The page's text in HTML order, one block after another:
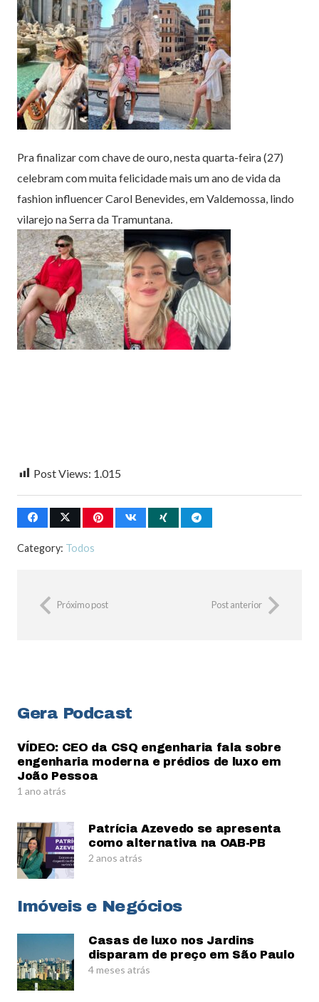
Pra finalizar com chave de ouro, nesta quarta-feira (27)
celebram com muita felicidade mais um ano de vida da
fashion influencer Carol Benevides, em Valdemossa, lindo
vilarejo na Serra da Tramuntana
Post Views: 1.015
Category: Todos
Próximo post Post anterior
Gera Podcast
VÍDEO: CEO da CSQ engenharia fala sobre
engenharia moderna e prédios de luxo em
João Pessoa
1 ano atrás
Patrícia Azevedo se apresenta
como alternativa na OAB-PB
2 anos atrás
Imóveis e Negócios
Casas de luxo nos Jardins
disparam de preço em São Paulo
4 meses atrás